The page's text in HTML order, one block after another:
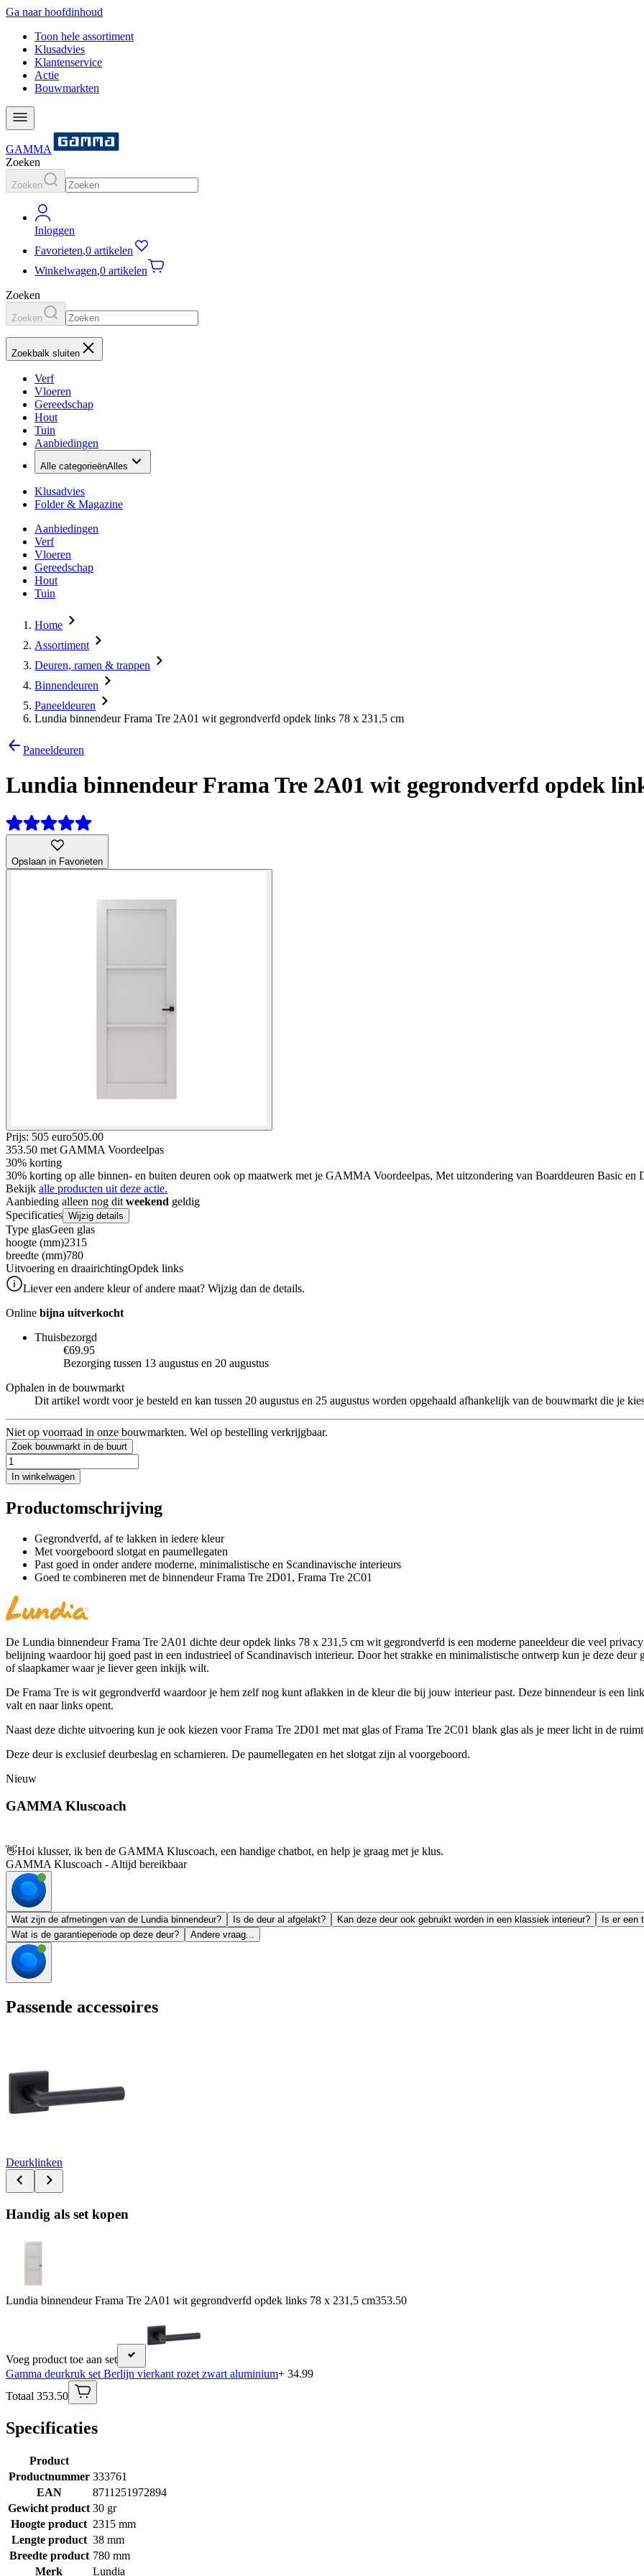
Ga naar hoofdinhoud
Toon hele assortiment
Klusadvies
Klantenservice
Actie
Bouwmarkten
GAMMA
Zoeken
Zoeken
Inloggen
Favorieten,0 artikelen
Winkelwagen,0 artikelen
Zoeken
Zoeken
Zoekbalk sluiten
Verf
Vloeren
Gereedschap
Hout
Tuin
Aanbiedingen
Alle categorieënAlles
Klusadvies
Folder & Magazine
Aanbiedingen
Verf
Vloeren
Gereedschap
Hout
Tuin
Home
Assortiment
Deuren, ramen & trappen
Binnendeuren
Paneeldeuren
Lundia binnendeur Frama Tre 2A01 wit gegrondverfd opdek links 78 x 231,5 cm
Paneeldeuren
Lundia binnendeur Frama Tre 2A01 wit gegrondverfd opdek
Opslaan in Favorieten
Prijs: 505 euro505.00
353.50 met GAMMA Voordeelpas
30% korting
30% korting op alle binnen- en buiten deuren ook op maatwerk met je GAMMA Voordeelpas, Met uitzondering van Boarddeuren Basic en
Bekijk alle producten uit deze actie.
Aanbieding alleen nog dit weekend geldig
Specificaties Wijzig details
Type glasGeen glas
hoogte (mm)2315
breedte (mm)780
Uitvoering en draairichtingOpdek links
Liever een andere kleur of andere maat? Wijzig dan de details.
Online bijna uitverkocht
Thuisbezorgd
€69.95
Bezorging tussen 13 augustus en 20 augustus
Ophalen in de bouwmarkt
Dit artikel wordt voor je besteld en kan tussen 20 augustus en 25 augustus worden opgehaald afhankelijk van de bouwmarkt die je
Niet op voorraad in onze bouwmarkten. Wel op bestelling verkrijgbaar.
Zoek bouwmarkt in de buurt
In winkelwagen
Productomschrijving
Gegrondverfd, af te lakken in iedere kleur
Met voorgeboord slotgat en paumellegaten
Past goed in onder andere moderne, minimalistische en Scandinavische interieurs
Goed te combineren met de binnendeur Frama Tre 2D01, Frama Tre 2C01
De Lundia binnendeur Frama Tre 2A01 dichte deur opdek links 78 x 231,5 cm wit gegrondverfd is een moderne paneeldeur die veel
belijning waardoor hij goed past in een industrieel of Scandinavisch interieur. Door het strakke en minimalistische ontwerp kun je deze
of slaapkamer waar je liever geen inkijk wilt.
De Frama Tre is wit gegrondverfd waardoor je hem zelf nog kunt aflakken in de kleur die bij jouw interieur past. Deze binnendeur is een
valt en naar links opent.
Naast deze dichte uitvoering kun je ook kiezen voor Frama Tre 2D01 met mat glas of Frama Tre 2C01 blank glas als je meer licht in de
Deze deur is exclusief deurbeslag en scharnieren. De paumellegaten en het slotgat zijn al voorgeboord.
Nieuw
GAMMA Kluscoach
👋Hoi klusser, ik ben de GAMMA Kluscoach, een handige chatbot, en help je graag met je klus.
GAMMA Kluscoach - Altijd bereikbaar
Wat zijn de afmetingen van de Lundia binnendeur? Is de deur al afgelakt? Kan deze deur ook gebruikt worden in een klassiek interieur?
Is er een
Wat is de garantieperiode op deze deur?
Andere vraag...
Passende accessoires
Deurklinken
Handig als set kopen
Lundia binnendeur Frama Tre 2A01 wit gegrondverfd opdek links 78 x 231,5 cm353.50
Voeg product toe aan set
Gamma deurkruk set Berlijn vierkant rozet zwart aluminium+ 34.99
Totaal 353.50
Specificaties
Product
Productnummer 333761
EAN
8711251972894
Gewicht product 30 gr
Hoogte product 2315 mm
Lengte product 38 mm
Breedte product 780 mm
Merk
Lundia